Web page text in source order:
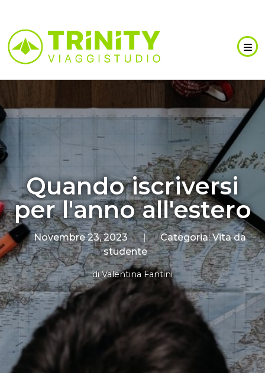
Quando iscriversi
per l'anno all'estero
Novembre 23, 2023 | Categoria:Vita da
studente
diValentina Fantini